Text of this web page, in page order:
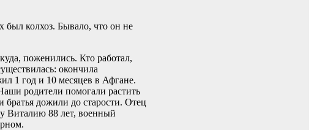
был колхоз. Бывало, что он не
поженились. Кто работал,
окончила
1 год и 10 месяцев в Афгане.
родители помогали растить
дожили до старости. Отец
Виталию 88 лет, военный